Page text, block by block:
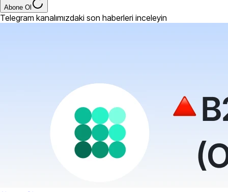
Abone Ol
Telegram kanalımızdaki son haberleri inceleyin